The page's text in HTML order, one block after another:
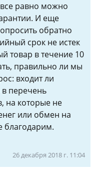
все равно можно
И еще
обратно
срок не истек
товар в течение 10
правильно ли мы
входит ли
перечень
на которые не
или обмен на
благодарим.
26 декабря 2018 г. 11:04